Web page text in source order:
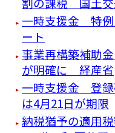
一時支援金 特例
ート
事業再構築補助
が明確に 経産省
一時支援金 登録
は4月21日が期限
納税猶予の適用